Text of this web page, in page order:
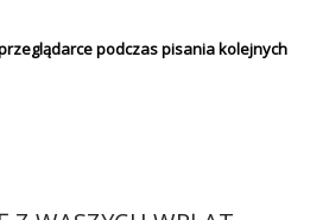
podczas pisania kolejnych